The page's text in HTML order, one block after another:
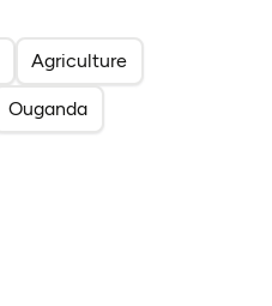
Agriculture
Ouganda